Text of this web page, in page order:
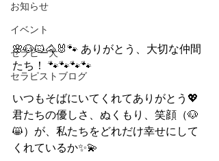
お知らせ
イベント
セラピー犬
セラピストブログ
🌸🐶🐱🐴🐰🐾 ありがとう、大切な仲間
たち！ 🐾🐾🐾🐾
いつもそばにいてくれてありがとう💖
君たちの優しさ、ぬくもり、笑顔（🐶
😸）が、私たちをどれだけ幸せにして
くれているか✨💫